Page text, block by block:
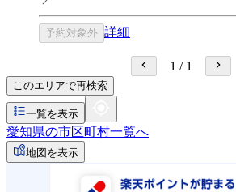
予約対象外 詳細
1 / 1
このエリアで再検索
一覧を表示
愛知県の市区町村一覧へ
地図を表示